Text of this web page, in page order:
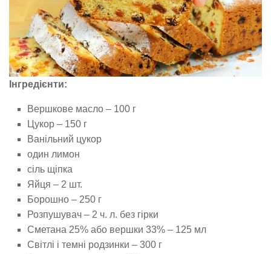
Інгредієнти:
Вершкове масло – 100 г
Цукор – 150 г
Ванільний цукор
один лимон
сіль щіпка
Яйця – 2 шт.
Борошно – 250 г
Розпушувач – 2 ч. л. без гірки
Сметана 25% або вершки 33% – 125 мл
Світлі і темні родзинки – 300 г